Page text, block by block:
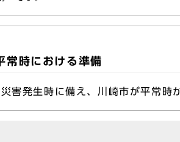
時における準備
害発生時に備え、川崎市が平常時